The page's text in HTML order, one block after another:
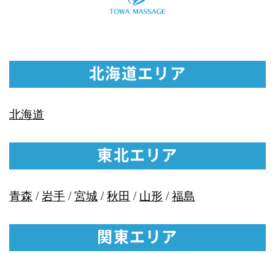
北海道エリア
北海道
東北エリア
青森 /岩手/宮城/秋田 /山形 /福島
関東エリア